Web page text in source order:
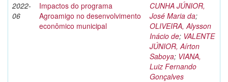
2022-
06
Impactos do programa
Agroamigo no desenvolvimento
econômico municipal
CUNHA JÚNIOR,
José Maria da;
OLIVEIRA, Alysson
Inácio de; VALENTE
JÚNIOR, Aírton
Saboya; VIANA,
Luiz Fernando
Gonçalves